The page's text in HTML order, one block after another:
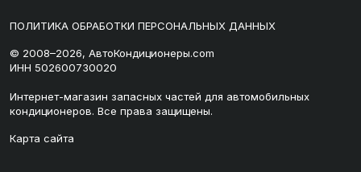
ПОЛИТИКА ОБРАБОТКИ ПЕРСОНАЛЬНЫХ ДАННЫХ
© 2008–2026, АвтоКондиционеры.com
ИНН 502600730020
Интернет-магазин запасных частей для автомобильных
кондиционеров. Все права защищены.
Карта сайта